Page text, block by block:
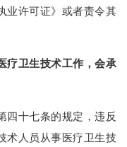
业许可证》或者责令其
疗卫生技术工作，会承
十七条的规定，违反
术人员从事医疗卫生技